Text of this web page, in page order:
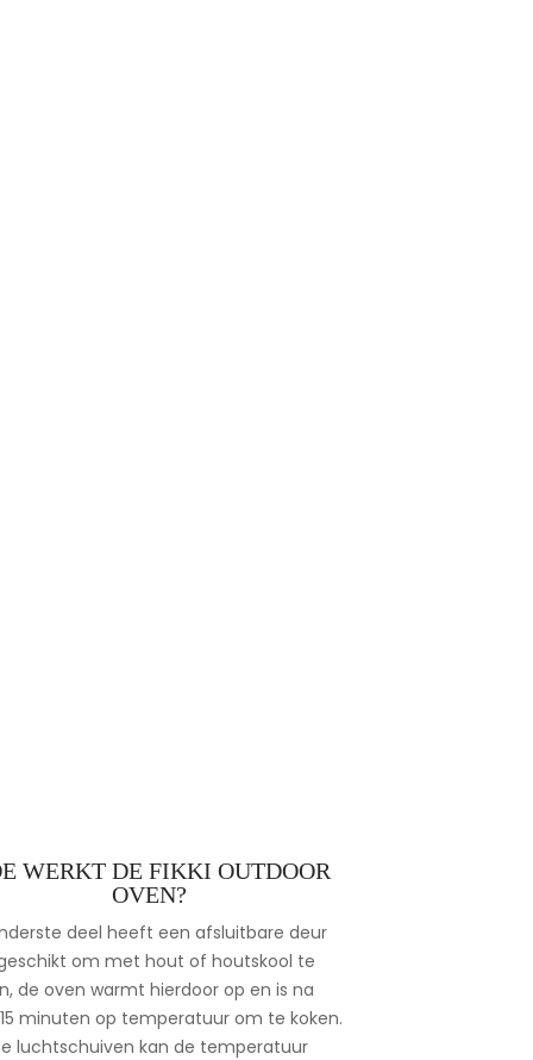
WERKT DE FIKKI OUTDOOR
OVEN?
deel heeft een afsluitbare deur
om met hout of houtskool te
de oven warmt hierdoor op en is na
minuten op temperatuur om te koken.
luchtschuiven kan de temperatuur